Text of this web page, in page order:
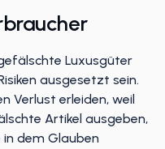
Luxusgüter
ausgesetzt sein.
Verlust erleiden, weil
Artikel ausgeben,
dem Glauben